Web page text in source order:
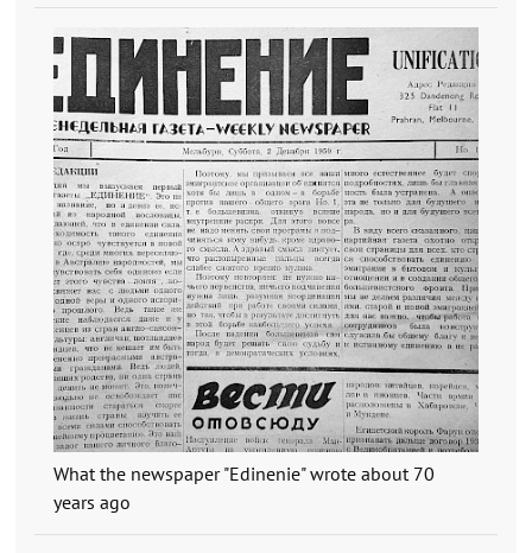
What the newspaper "Edinenie" wrote about 70
years ago